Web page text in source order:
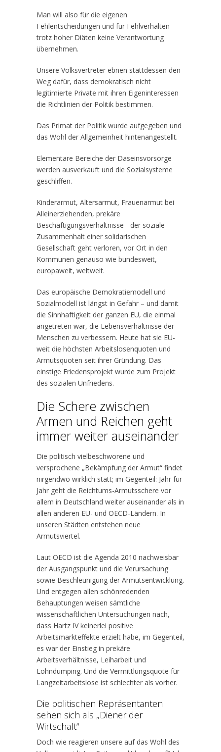
Man will also für die eigenen
Fehlentscheidungen und für Fehlverhalten
trotz hoher Diäten keine Verantwortung
übernehmen.
Unsere Volksvertreter ebnen stattdessen den
Weg dafür, dass demokratisch nicht
legitimierte Private mit ihren Eigeninteressen
die Richtlinien der Politik bestimmen.
Das Primat der Politik wurde aufgegeben und
das Wohl der Allgemeinheit hintenangestellt.
Elementare Bereiche der Daseinsvorsorge
werden ausverkauft und die Sozialsysteme
geschliffen.
Kinderarmut, Altersarmut, Frauenarmut bei
Alleinerziehenden, prekäre
Beschäftigungsverhältnisse - der soziale
Zusammenhalt einer solidarischen
Gesellschaft geht verloren, vor Ort in den
Kommunen genauso wie bundesweit,
europaweit, weltweit.
Das europäische Demokratiemodell und
Sozialmodell ist längst in Gefahr – und damit
die Sinnhaftigkeit der ganzen EU, die einmal
angetreten war, die Lebensverhältnisse der
Menschen zu verbessern. Heute hat sie EU-
weit die höchsten Arbeitslosenquoten und
Armutsquoten seit ihrer Gründung. Das
einstige Friedensprojekt wurde zum Projekt
des sozialen Unfriedens.
Die Schere zwischen
Armen und Reichen geht
immer weiter auseinander
Die politisch vielbeschworene und
versprochene „Bekämpfung der Armut“ findet
nirgendwo wirklich statt; im Gegenteil: Jahr für
Jahr geht die Reichtums-Armutsschere vor
allem in Deutschland weiter auseinander als in
allen anderen EU- und OECD-Ländern. In
unseren Städten entstehen neue
Armutsviertel.
Laut OECD ist die Agenda 2010 nachweisbar
der Ausgangspunkt und die Verursachung
sowie Beschleunigung der Armutsentwicklung.
Und entgegen allen schönredenden
Behauptungen weisen sämtliche
wissenschaftlichen Untersuchungen nach,
dass Hartz IV keinerlei positive
Arbeitsmarkteffekte erzielt habe, im Gegenteil,
es war der Einstieg in prekäre
Arbeitsverhältnisse, Leiharbeit und
Lohndumping. Und die Vermittlungsquote für
Langzeitarbeitslose ist schlechter als vorher.
Die politischen Repräsentanten
sehen sich als „Diener der
Wirtschaft“
Doch wie reagieren unsere auf das Wohl des